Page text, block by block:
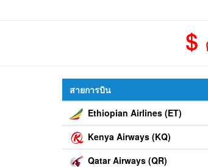
สายการบิน
Ethiopian Airlines (ET)
Kenya Airways (KQ)
Qatar Airways (QR)